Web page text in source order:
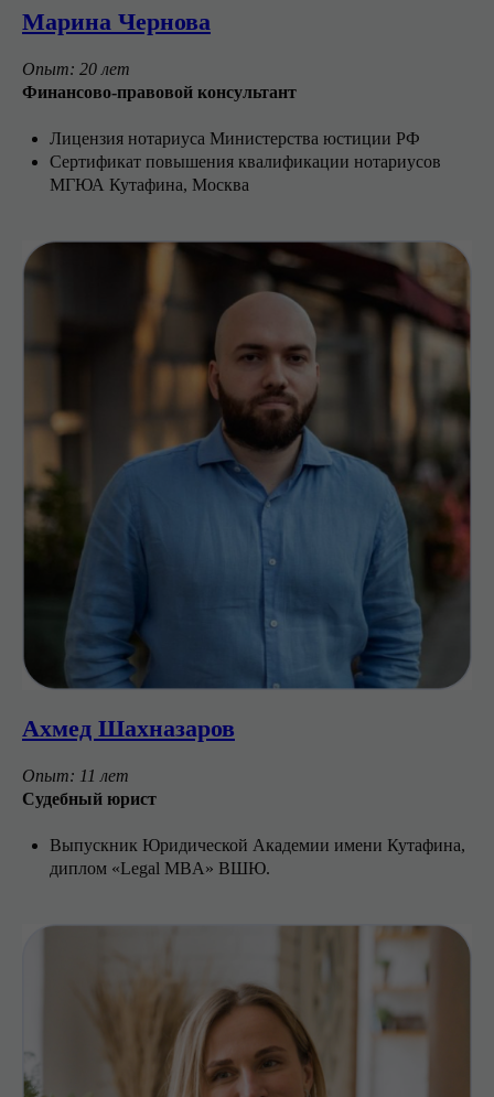
Марина Чернова
Опыт: 20 лет
Финансово-правовой консультант
Лицензия нотариуса Министерства юстиции РФ
Сертификат повышения квалификации нотариусов
МГЮА Кутафина, Москва
Ахмед Шахназаров
Опыт: 11 лет
Cудебный юрист
Выпускник Юридической Академии имени Кутафина,
диплом «Legal MBA» ВШЮ.